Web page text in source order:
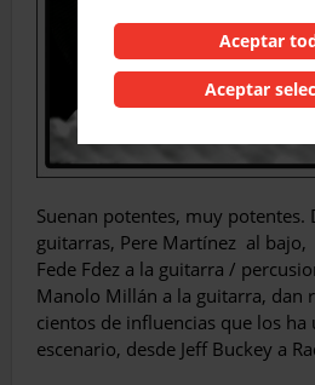
Suenan potentes, muy potentes.
guitarras, Pere Martínez al bajo,
Fede Fdez a la guitarra /
Manolo Millán a la guitarra, dan
cientos de influencias que los
escenario, desde Jeff Buckey a
Aceptar
Aceptar